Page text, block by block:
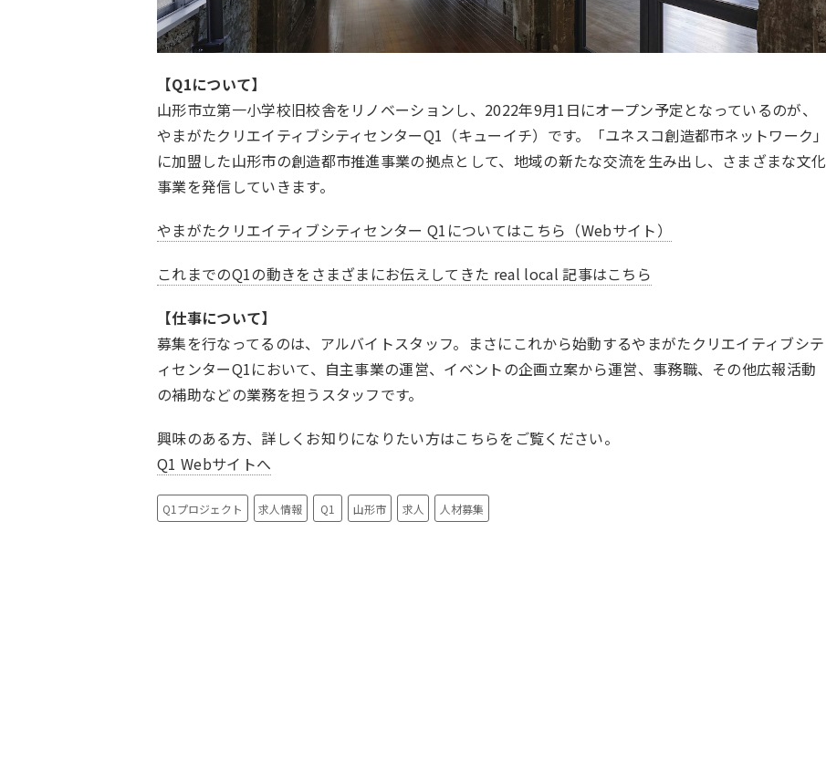
【Q1について】
山形市立第一小学校旧校舎をリノベーションし、2022年9月1日にオープン予定となっているのが、
やまがたクリエイティブシティセンターQ1（キューイチ）です。「ユネスコ創造都市ネットワーク」
に加盟した山形市の創造都市推進事業の拠点として、地域の新たな交流を生み出し、さまざまな文化
事業を発信していきます。
やまがたクリエイティブシティセンター Q1についてはこちら（Webサイト）
これまでのQ1の動きをさまざまにお伝えしてきた real local 記事はこちら
【仕事について】
募集を行なってるのは、アルバイトスタッフ。まさにこれから始動するやまがたクリエイティブシテ
ィセンターQ1において、自主事業の運営、イベントの企画立案から運営、事務職、その他広報活動
の補助などの業務を担うスタッフです。
興味のある方、詳しくお知りになりたい方はこちらをご覧ください。
Q1 Webサイトへ
Q1プロジェクト 求人情報 Q1 山形市 求人 人材募集